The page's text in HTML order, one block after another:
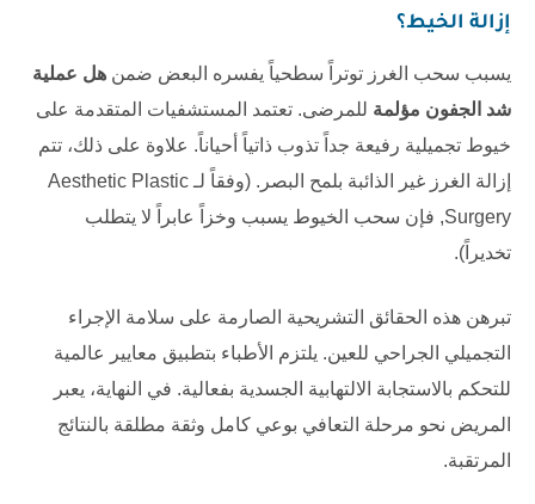
إزالة الخيط؟
يسبب سحب الغرز توتراً سطحياً يفسره البعض ضمن هل عملية
شد الجفون مؤلمة للمرضى. تعتمد المستشفيات المتقدمة على
خيوط تجميلية رفيعة جداً تذوب ذاتياً أحياناً. علاوة على ذلك، تتم
إزالة الغرز غير الذائبة بلمح البصر. (وفقاً لـ Aesthetic Plastic
Surgery, فإن سحب الخيوط يسبب وخزاً عابراً لا يتطلب
تخديراً).
تبرهن هذه الحقائق التشريحية الصارمة على سلامة الإجراء
التجميلي الجراحي للعين. يلتزم الأطباء بتطبيق معايير عالمية
للتحكم بالاستجابة الالتهابية الجسدية بفعالية. في النهاية، يعبر
المريض نحو مرحلة التعافي بوعي كامل وثقة مطلقة بالنتائج
المرتقبة.